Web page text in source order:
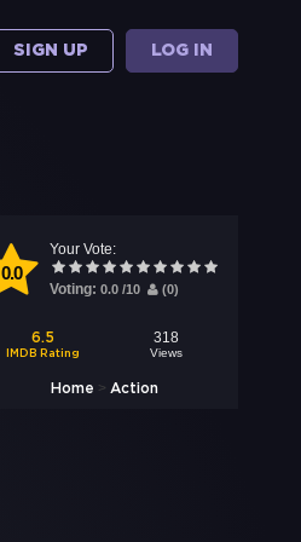
SIGN UP LOG IN
0.0
Your Vote:
Voting: 0.0 /10 (0)
6.5
IMDB Rating
318
Views
Home > Action